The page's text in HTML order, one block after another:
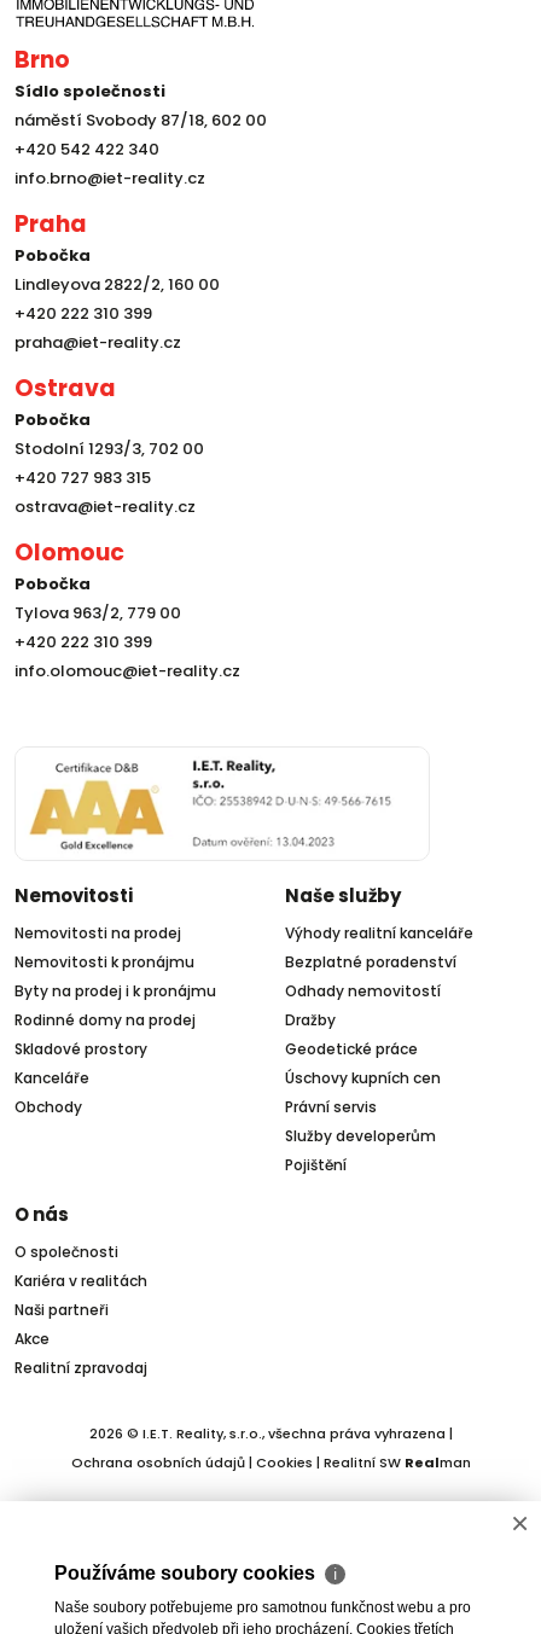
Brno
Sídlo společnosti
náměstí Svobody 87/18, 602 00
+420 542 422 340
info.brno@iet-reality.cz
Praha
Pobočka
Lindleyova 2822/2, 160 00
+420 222 310 399
praha@iet-reality.cz
Ostrava
Pobočka
Stodolní 1293/3, 702 00
+420 727 983 315
ostrava@iet-reality.cz
Olomouc
Pobočka
Tylova 963/2, 779 00
+420 222 310 399
info.olomouc@iet-reality.cz
Nemovitosti
Nemovitosti na prodej
Nemovitosti k pronájmu
Byty na prodej i k pronájmu
Rodinné domy na prodej
Skladové prostory
Kanceláře
Obchody
Naše služby
Výhody realitní kanceláře
Bezplatné poradenství
Odhady nemovitostí
Dražby
Geodetické práce
Úschovy kupních cen
Právní servis
Služby developerům
Pojištění
O nás
O společnosti
Kariéra v realitách
Naši partneři
Akce
Realitní zpravodaj
2026 © I.E.T. Reality, s.r.o., všechna práva vyhrazena |
Ochrana osobních údajů| Cookies | Realitní SW Realman
×
Používáme soubory cookies ℹ
Naše soubory potřebujeme pro samotnou funkčnost webu a pro
uložení vašich předvoleb při jeho procházení. Cookies třetích